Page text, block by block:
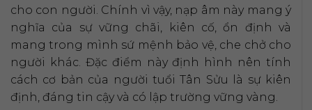
cho con người. Chính vì vậy, nạp âm này mang ý
nghĩa của sự vững chãi, kiên cố, ổn định và
mang trong mình sứ mệnh bảo vệ, che chở cho
người khác. Đặc điểm này định hình nên tính
cách cơ bản của người tuổi Tân Sửu là sự kiên
định, đáng tin cậy và có lập trường vững vàng.